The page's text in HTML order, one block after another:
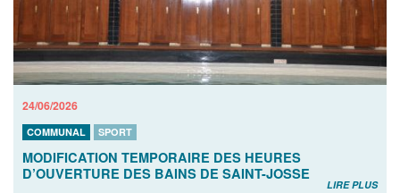
24/06/2026
COMMUNAL SPORT
MODIFICATION TEMPORAIRE DES HEURES
D’OUVERTURE DES BAINS DE SAINT-JOSSE
LIRE PLUS